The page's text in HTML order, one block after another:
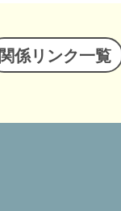
関係リンク一覧